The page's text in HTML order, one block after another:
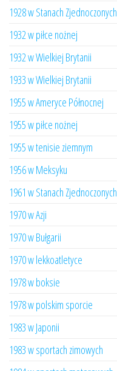
1928 w Stanach Zjednoczonych
1932 w piłce nożnej
1932 w Wielkiej Brytanii
1933 w Wielkiej Brytanii
1955 w Ameryce Północnej
1955 w piłce nożnej
1955 w tenisie ziemnym
1956 w Meksyku
1961 w Stanach Zjednoczonych
1970 w Azji
1970 w Bułgarii
1970 w lekkoatletyce
1978 w boksie
1978 w polskim sporcie
1983 w Japonii
1983 w sportach zimowych